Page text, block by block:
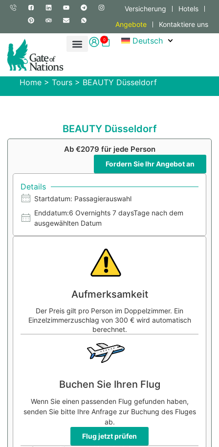
Versicherung
Hotels
Angebote
Kontaktiere uns
0 Deutsch
Home > Tours > BEAUTY Düsseldorf
BEAUTY Düsseldorf
Ab €2079 für jede Person
Fordern Sie Ihr Angebot an
Details
Startdatum: Passagierauswahl
Enddatum:6 Overnights 7 daysTage nach dem
ausgewählten Datum
Aufmerksamkeit
Der Preis gilt pro Person im Doppelzimmer. Ein
Einzelzimmerzuschlag von 300 € wird automatisch
berechnet.
Buchen Sie Ihren Flug
Wenn Sie einen passenden Flug gefunden haben,
senden Sie bitte Ihre Anfrage zur Buchung des Fluges
ab.
Flug jetzt prüfen